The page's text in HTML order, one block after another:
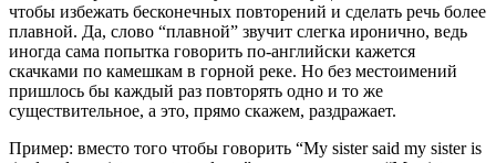
чтобы избежать бесконечных повторений и сделать речь более
плавной. Да, слово “плавной” звучит слегка иронично, ведь
иногда сама попытка говорить по-английски кажется
скачками по камешкам в горной реке. Но без местоимений
пришлось бы каждый раз повторять одно и то же
существительное, а это, прямо скажем, раздражает.
Пример: вместо того чтобы говорить “My sister said my sister is